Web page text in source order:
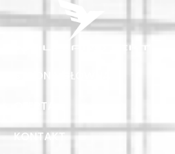
STRONA GŁÓWNA
OFERTA
KONTAKT